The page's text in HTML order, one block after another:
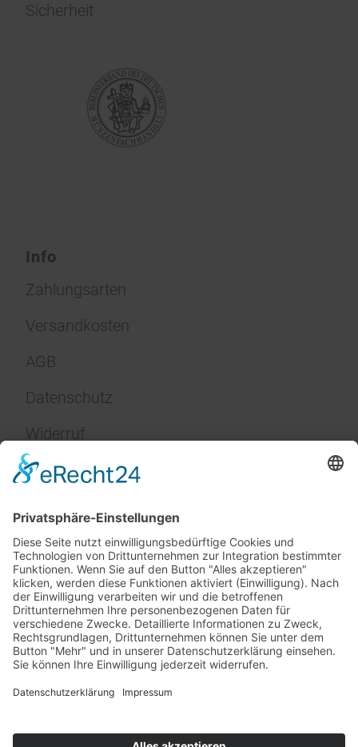
Sicherheit
Info
Zahlungsarten
Versandkosten
AGB
Datenschutz
Widerruf
Impressum
Service
FAQ
Zahlungsarten